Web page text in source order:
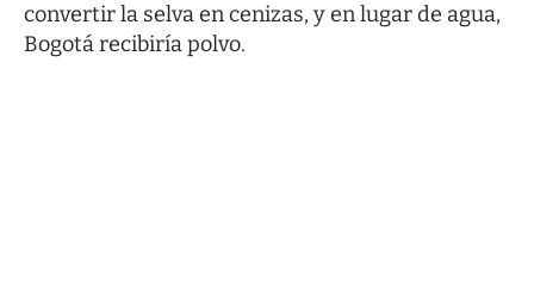
convertir la selva en cenizas, y en lugar de agua,
Bogotá recibiría polvo.